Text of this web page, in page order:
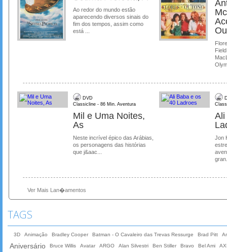
Ao redor do mundo estão
aparecendo diversos sinais do
fim dos tempos, assim como
está ...
DVD
Classicline - 86 Min. Aventura
Mil e Uma Noites,
As
Neste incrível épico das Arábias,
os personagens das histórias
que j&aac...
Ali
Jon
Ver Mais Lan�amentos
TAGS
3D Animação Bradley Cooper Batman - O Cavaleiro das Trevas Ressurge Brad Pitt
Aniversário Bruce Willis Avatar ARGO Alan Silvestri Ben Stiller Bravo Bel Ami